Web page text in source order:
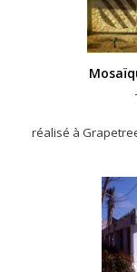
réalisé à